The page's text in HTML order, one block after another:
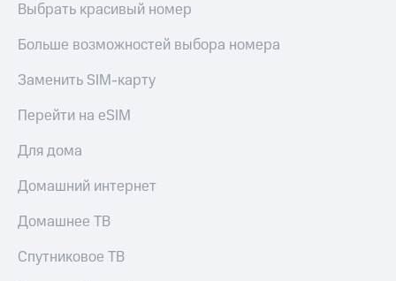
Выбрать красивый номер
Больше возможностей выбора номера
Заменить SIM-карту
Перейти на eSIM
Для дома
Домашний интернет
Домашнее ТВ
Спутниковое ТВ